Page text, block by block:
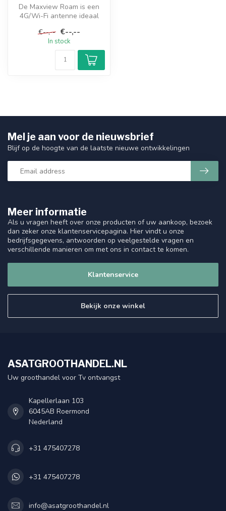
De Maxview Roam is een
4G/Wi-Fi antenne ideaal
boot.
...
€--,-- €--,--
In stock
Meer informatie
Als u vragen heeft over onze producten of uw aankoop, bezoek
dan zeker onze klantenservicepagina. Hier vindt u onze
bedrijfsgegevens, antwoorden op veelgestelde vragen en
verschillende manieren om met ons in contact te komen.
Klantenservice
Bekijk onze winkel
Mel je aan voor de nieuwsbrief
Blijf op de hoogte van de laatste nieuwe ontwikkelingen
ASATGROOTHANDEL.NL
Uw groothandel voor Tv ontvangst
Kapellerlaan 103
6045AB Roermond
Nederland
+31 475407278
+31 475407278
info@asatgroothandel.nl